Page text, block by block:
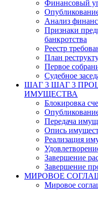
Финансовый
Анализ
Признаки
банкротства
Реестр
План
Первое
Судебное
ШАГ 3 ШАГ 3
ИМУЩЕСТВА
Блокировка
Передача
Опись
Реализация
Завершение
Завершение
МИРОВОЕ
Мировое